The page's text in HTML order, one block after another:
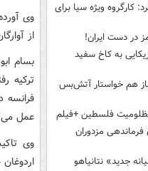
کارگروه ویژه سیا برای
در دست ایران!
به کاخ سفید
هم خواستار آتش‌بس
فلسطین +فیلم
مزدوران
جدید» نتانیاهو
وی
از
بسام
ترکیه
عمل
وی